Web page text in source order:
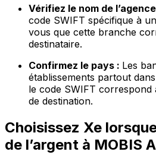
Vérifiez le nom de
code SWIFT spécifique à
vous que cette branche
destinataire.
Confirmez le pays : Les
établissements partout
le code SWIFT correspond
de destination.
Choisissez Xe
de l’argent à MOBIS